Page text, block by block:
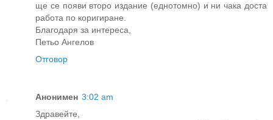
ще се появи второ издание (еднотомно) и ни чака доста
работа по коригиране.
Благодаря за интереса,
Петьо Ангелов
Отговор
Анонимен 3:02 am
Здравейте,